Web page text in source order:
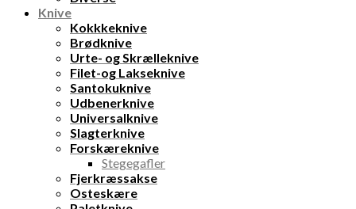
Knive
Kokkkeknive
Brødknive
Urte- og Skrælleknive
Filet-og Lakseknive
Santokuknive
Udbenerknive
Universalknive
Slagterknive
Forskæreknive
Stegegafler
Fjerkræssakse
Osteskære